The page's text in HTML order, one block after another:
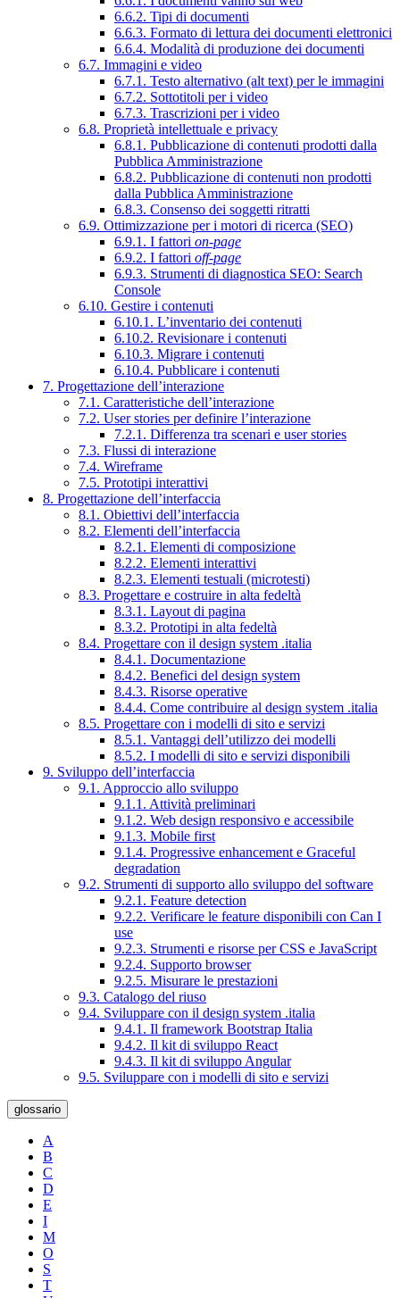
6.6.2. Tipi di documenti
6.6.3. Formato di lettura dei documenti elettronici
6.6.4. Modalità di produzione dei documenti
6.7. Immagini e video
6.7.1. Testo alternativo (alt text) per le immagini
6.7.2. Sottotitoli per i video
6.7.3. Trascrizioni per i video
6.8. Proprietà intellettuale e privacy
6.8.1. Pubblicazione di contenuti prodotti dalla
Pubblica Amministrazione
6.8.2. Pubblicazione di contenuti non prodotti
dalla Pubblica Amministrazione
6.8.3. Consenso dei soggetti ritratti
6.9. Ottimizzazione per i motori di ricerca (SEO)
6.9.1. I fattori on-page
6.9.2. I fattori off-page
6.9.3. Strumenti di diagnostica SEO: Search
Console
6.10. Gestire i contenuti
6.10.1. L’inventario dei contenuti
6.10.2. Revisionare i contenuti
6.10.3. Migrare i contenuti
6.10.4. Pubblicare i contenuti
7. Progettazione dell’interazione
7.1. Caratteristiche dell’interazione
7.2. User stories per definire l’interazione
7.2.1. Differenza tra scenari e user stories
7.3. Flussi di interazione
7.4. Wireframe
7.5. Prototipi interattivi
8. Progettazione dell’interfaccia
8.1. Obiettivi dell’interfaccia
8.2. Elementi dell’interfaccia
8.2.1. Elementi di composizione
8.2.2. Elementi interattivi
8.2.3. Elementi testuali (microtesti)
8.3. Progettare e costruire in alta fedeltà
8.3.1. Layout di pagina
8.3.2. Prototipi in alta fedeltà
8.4. Progettare con il design system .italia
8.4.1. Documentazione
8.4.2. Benefici del design system
8.4.3. Risorse operative
8.4.4. Come contribuire al design system .italia
8.5. Progettare con i modelli di sito e servizi
8.5.1. Vantaggi dell’utilizzo dei modelli
8.5.2. I modelli di sito e servizi disponibili
9. Sviluppo dell’interfaccia
9.1. Approccio allo sviluppo
9.1.1. Attività preliminari
9.1.2. Web design responsivo e accessibile
9.1.3. Mobile first
9.1.4. Progressive enhancement e Graceful
degradation
9.2. Strumenti di supporto allo sviluppo del software
9.2.1. Feature detection
9.2.2. Verificare le feature disponibili con Can I
use
9.2.3. Strumenti e risorse per CSS e JavaScript
9.2.4. Supporto browser
9.2.5. Misurare le prestazioni
9.3. Catalogo del riuso
9.4. Sviluppare con il design system .italia
9.4.1. Il framework Bootstrap Italia
9.4.2. Il kit di sviluppo React
9.4.3. Il kit di sviluppo Angular
9.5. Sviluppare con i modelli di sito e servizi
glossario
A
B
C
D
E
I
M
O
S
T